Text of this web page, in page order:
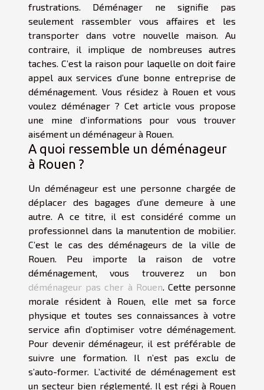
frustrations. Déménager ne signifie pas
seulement rassembler vous affaires et les
transporter dans votre nouvelle maison. Au
contraire, il implique de nombreuses autres
taches. C’est la raison pour laquelle on doit faire
appel aux services d’une bonne entreprise de
déménagement. Vous résidez à Rouen et vous
voulez déménager ? Cet article vous propose
une mine d’informations pour vous trouver
aisément un déménageur à Rouen.
A quoi ressemble un déménageur
à Rouen ?
Un déménageur est une personne chargée de
déplacer des bagages d’une demeure à une
autre. A ce titre, il est considéré comme un
professionnel dans la manutention de mobilier.
C’est le cas des déménageurs de la ville de
Rouen. Peu importe la raison de votre
déménagement, vous trouverez un bon
déménageur pas cher à Rouen . Cette personne
morale résident à Rouen, elle met sa force
physique et toutes ses connaissances à votre
service afin d’optimiser votre déménagement.
Pour devenir déménageur, il est préférable de
suivre une formation. Il n’est pas exclu de
s’auto-former. L’activité de déménagement est
un secteur bien réglementé. Il est régi à Rouen